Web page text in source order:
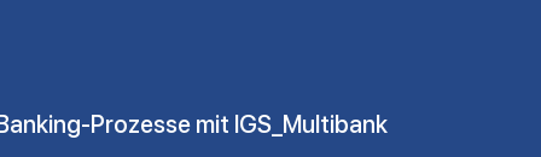
Prozesse mit IGS_Multibank